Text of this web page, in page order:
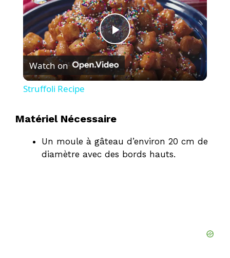
P
l
y
Watch on
Struffoli Recipe
Matériel Nécessaire
Un moule à gâteau d’environ 20 cm de
diamètre avec des bords hauts.